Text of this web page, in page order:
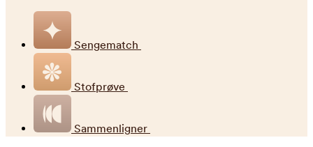
Sengematch
Stofprøve
Sammenligner